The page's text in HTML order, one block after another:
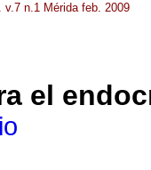
v.7 n.1 Mérida feb. 2009
el